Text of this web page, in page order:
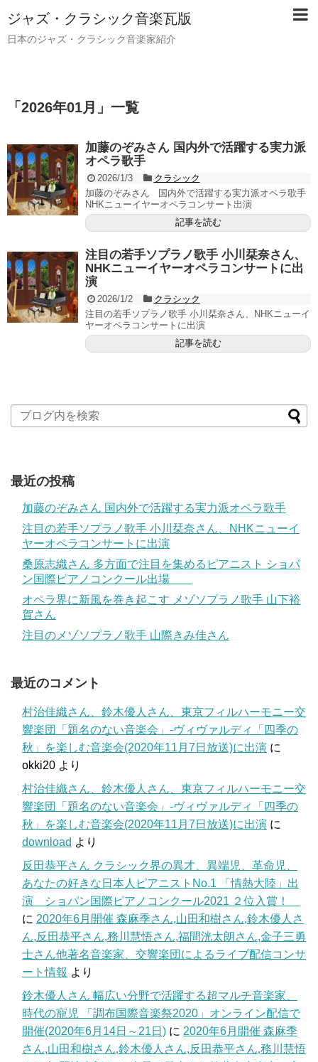
ジャズ・クラシック音楽瓦版
日本のジャズ・クラシック音楽家紹介
「 2026年01月 」 一覧
加藤のぞみさん 国内外で活躍する実力派
オペラ歌手
2026/1/3
クラシック
加藤のぞみさん 国内外で活躍する実力派オペラ歌手
NHKニューイヤーオペラコンサート出演
記事を読む
注目の若手ソプラノ歌手 小川栞奈さん、
NHKニューイヤーオペラコンサートに出
演
2026/1/2
クラシック
注目の若手ソプラノ歌手 小川栞奈さん、NHKニューイ
ヤーオペラコンサートに出演
記事を読む
最近の投稿
加藤のぞみさん 国内外で活躍する実力派オペラ歌手
注目の若手ソプラノ歌手 小川栞奈さん、NHKニューイ
ヤーオペラコンサートに出演
桑原志織さん 多方面で注目を集めるピアニスト ショパ
ン国際ピアノコンクール出場
オペラ界に新風を巻き起こす メゾソプラノ歌手 山下裕
賀さん
注目のメゾソプラノ歌手 山際きみ佳さん
最近のコメント
村治佳織さん、鈴木優人さん、東京フィルハーモニー交
響楽団「題名のない音楽会」-ヴィヴァルディ「四季の
秋」を楽しむ音楽会(2020年11月7日放送)に出演 に
okki20 より
村治佳織さん、鈴木優人さん、東京フィルハーモニー交
響楽団「題名のない音楽会」-ヴィヴァルディ「四季の
秋」を楽しむ音楽会(2020年11月7日放送)に出演 に
download より
反田恭平さん クラシック界の異才、異端児、革命児、
あなたの好きな日本人ピアニストNo.1 「情熱大陸」出
演 ショパン国際ピアノコンクール2021 ２位入賞！
に 2020年6月開催 森麻季さん,山田和樹さん,鈴木優人さ
ん,反田恭平さん,務川慧悟さん,福間洸太朗さん,金子三勇
士さん他著名音楽家、交響楽団によるライブ配信コンサ
ート情報 より
鈴木優人さん 幅広い分野で活躍する超マルチ音楽家、
時代の寵児 「調布国際音楽祭2020」オンライン配信で
開催(2020年6月14日～21日) に 2020年6月開催 森麻季
さん,山田和樹さん,鈴木優人さん,反田恭平さん,務川慧悟